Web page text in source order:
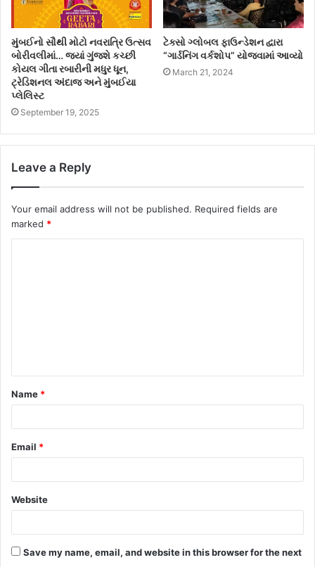
મુંબઈનો સૌથી મોટો નવરાત્રિ ઉત્સવ
બોરીવલીમાં… જ્યાં ગુંજશે કચ્છી
કોયલ ગીતા રબારીની મધુર ધૂન,
ટ્રેડિશનલ અંદાજ અને મુંબઈયા
પ્લેલિસ્ટ
September 19, 2025
ટેક્સો ગ્લોબલ ફાઉન્ડેશન દ્વારા
“ગાર્ડનિંગ વર્કશોપ” યોજવામાં આવ્યો
March 21, 2024
Leave a Reply
Your email address will not be published. Required fields are
marked *
Name *
Email *
Website
Save my name, email, and website in this browser for the next